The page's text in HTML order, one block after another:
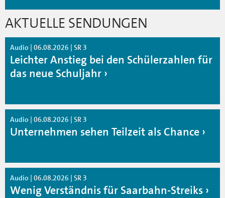
AKTUELLE SENDUNGEN
Audio | 06.08.2026 | SR 3
Leichter Anstieg bei den Schülerzahlen für
das neue Schuljahr
Audio | 06.08.2026 | SR 3
Unternehmen sehen Teilzeit als Chance
Audio | 06.08.2026 | SR 3
Wenig Verständnis für Saarbahn-Streiks